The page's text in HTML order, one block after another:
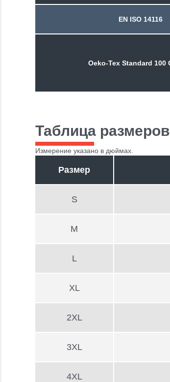
EN ISO 14116
Oeko-Tex Standard 100
Таблица размеров
Измерение указано в дюймах.
Размер
S
M
L
XL
2XL
3XL
4XL